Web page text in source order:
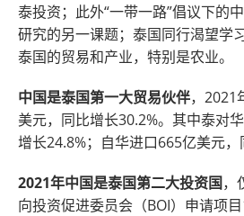
泰投资；此外“一带一路”倡议下的
研究的另一课题；泰国同行渴望学
泰国的贸易和产业，特别是农业。
中国是泰国第一大贸易伙伴，2021
美元，同比增长30.2%。其中泰对
增长24.8%；自华进口665亿美元，
2021年中国是泰国第二大投资国，
向投资促进委员会（BOI）申请项